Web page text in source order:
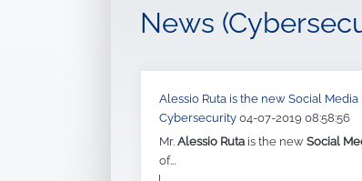
News
Alessio Ruta is the new Social
Cybersecurity 04-07-2019 08:58:56
Mr. Alessio Ruta is the new Social
of...